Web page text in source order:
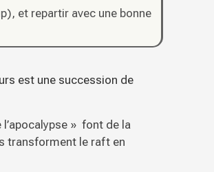
et repartir avec une bonne
est une succession de
» font de la
transforment le raft en